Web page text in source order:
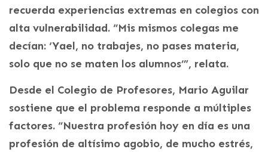
recuerda experiencias extremas en colegios con
alta vulnerabilidad. “Mis mismos colegas me
decían: ‘Yael, no trabajes, no pases materia,
solo que no se maten los alumnos’”, relata.
Desde el Colegio de Profesores, Mario Aguilar
sostiene que el problema responde a múltiples
factores. “Nuestra profesión hoy en día es una
profesión de altísimo agobio, de mucho estrés,